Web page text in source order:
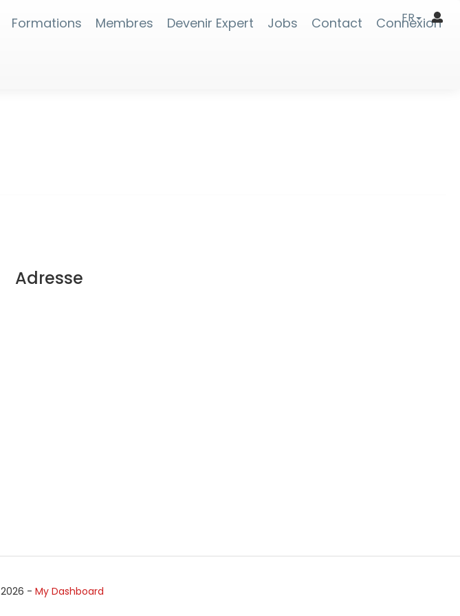
Formations Membres Devenir Expert Jobs Contact Connexion
FR
Adresse
2026 - My Dashboard